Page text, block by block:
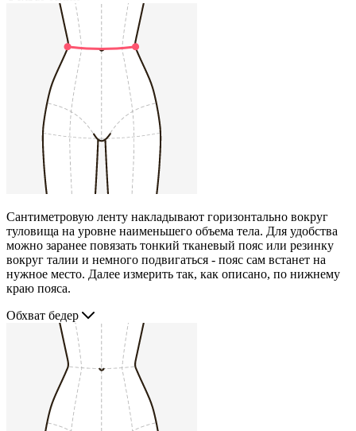
Сантиметровую ленту накладывают горизонтально вокруг
туловища на уровне наименьшего объема тела. Для удобства
можно заранее повязать тонкий тканевый пояс или резинку
вокруг талии и немного подвигаться - пояс сам встанет на
нужное место. Далее измерить так, как описано, по нижнему
краю пояса.
Обхват бедер